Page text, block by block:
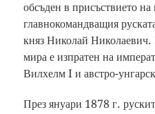
обсъден в присъствието
главнокомандващия
княз Николай Николаевич.
мира е изпратен на
Вилхелм I и австро-
През януари 1878 г.